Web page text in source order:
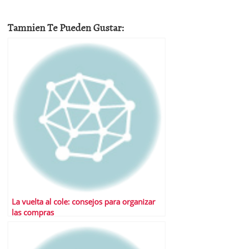
Tamnien Te Pueden Gustar:
La vuelta al cole: consejos para organizar
las compras